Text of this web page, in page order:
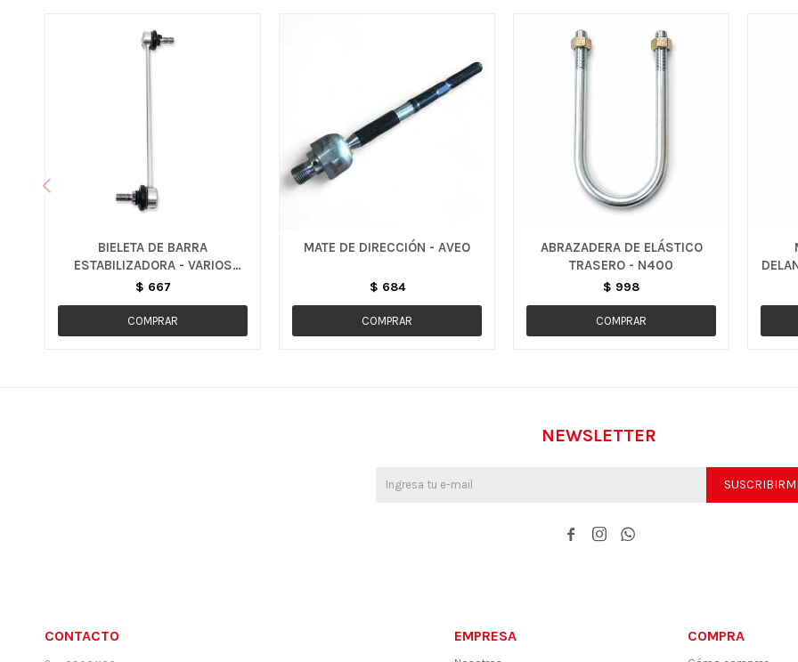
BIELETA DE BARRA
ESTABILIZADORA - VARIOS
MODELOS
$ 667
MATE DE DIRECCIÓN - AVEO
$ 684
ABRAZADERA DE ELÁSTICO
TRASERO - N400
$ 998
CONTACTO EMPRESA COMPRA
NEWSLETTER
  